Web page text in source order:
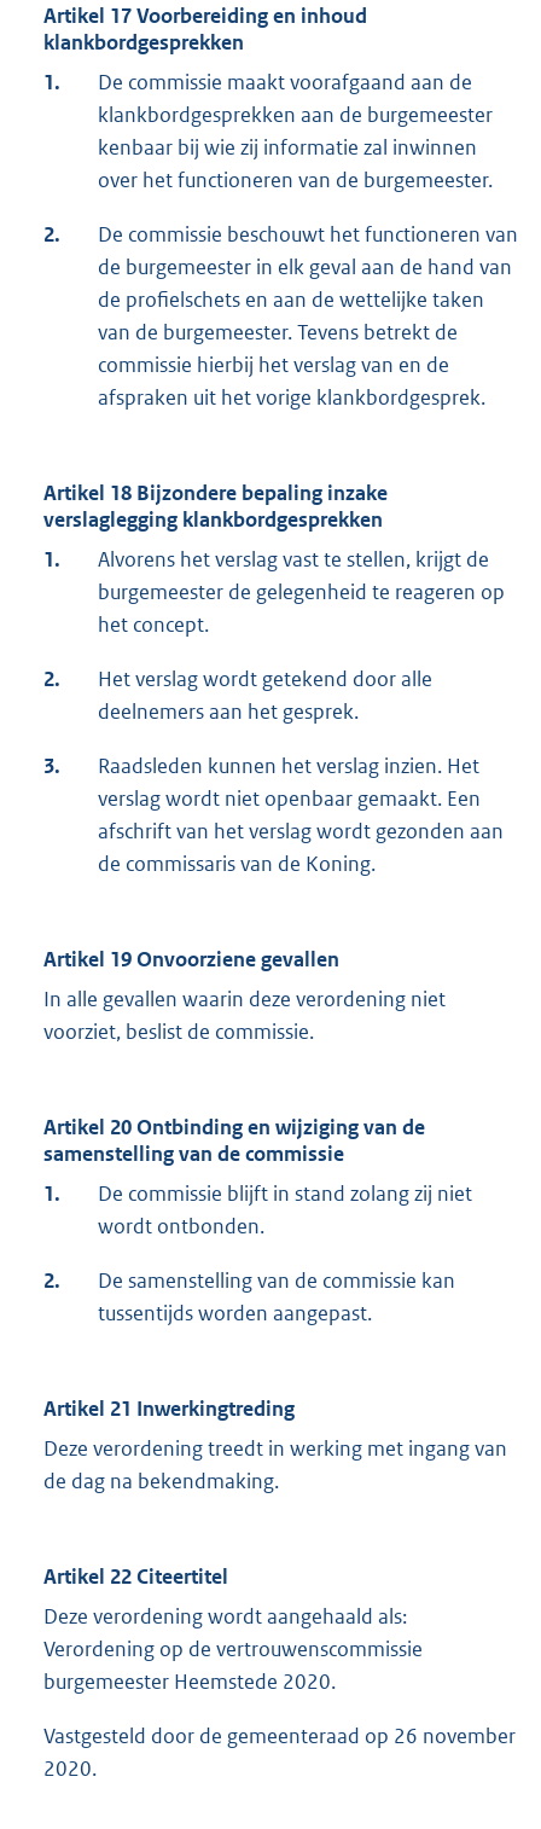
Artikel 17 Voorbereiding en inhoud
klankbordgesprekken
1.
De commissie maakt voorafgaand aan de
klankbordgesprekken aan de burgemeester
kenbaar bij wie zij informatie zal inwinnen
over het functioneren van de burgemeester.
2.
De commissie beschouwt het functioneren van
de burgemeester in elk geval aan de hand van
de profielschets en aan de wettelijke taken
van de burgemeester. Tevens betrekt de
commissie hierbij het verslag van en de
afspraken uit het vorige klankbordgesprek.
Artikel 18 Bijzondere bepaling inzake
verslaglegging klankbordgesprekken
1.
Alvorens het verslag vast te stellen, krijgt de
burgemeester de gelegenheid te reageren op
het concept.
2.
Het verslag wordt getekend door alle
deelnemers aan het gesprek.
3.
Raadsleden kunnen het verslag inzien. Het
verslag wordt niet openbaar gemaakt. Een
afschrift van het verslag wordt gezonden aan
de commissaris van de Koning.
Artikel 19 Onvoorziene gevallen
In alle gevallen waarin deze verordening niet
voorziet, beslist de commissie.
Artikel 20 Ontbinding en wijziging van de
samenstelling van de commissie
1.
De commissie blijft in stand zolang zij niet
wordt ontbonden.
2.
De samenstelling van de commissie kan
tussentijds worden aangepast.
Artikel 21 Inwerkingtreding
Deze verordening treedt in werking met ingang van
de dag na bekendmaking.
Artikel 22 Citeertitel
Deze verordening wordt aangehaald als:
Verordening op de vertrouwenscommissie
burgemeester Heemstede 2020.
Vastgesteld door de gemeenteraad op 26 november
2020.